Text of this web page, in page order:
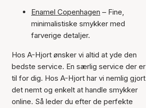
Enamel Copenhagen – Fine,
minimalistiske smykker med
farverige detaljer.
Hos A-Hjort ønsker vi altid at yde den
bedste service. En særlig service der er
til for dig. Hos A-Hjort har vi nemlig gjort
det nemt og enkelt at handle smykker
online. Så leder du efter de perfekte